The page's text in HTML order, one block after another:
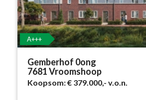
A+++
Gemberhof 0ong
7681 Vroomshoop
Koopsom:€ 379.000,- v.o.n.